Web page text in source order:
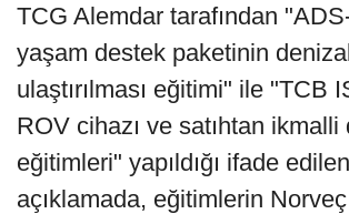
TCG Alemdar tarafından
yaşam destek paketinin
ulaştırılması eğitimi" ile "TCB
ROV cihazı ve satıhtan ikmalli
eğitimleri" yapıldığı ifade edilen
açıklamada, eğitimlerin